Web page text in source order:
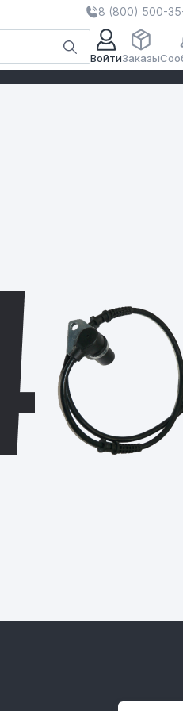
8 (800) 500-
ВойтиЗаказы